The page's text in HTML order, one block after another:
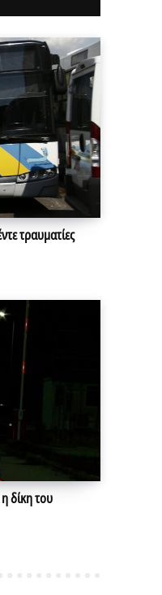
τραυματίες
δίκη του